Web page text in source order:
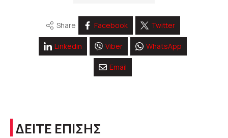
Share Facebook Twitter
Linkedin Viber WhatsApp
Email
ΔΕΙΤΕ ΕΠΙΣΗΣ